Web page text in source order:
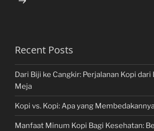
Recent Posts
Dari Biji ke Cangkir: Perjalanan Kopi dari
Meja
Kopi vs. Kopi: Apa yang
Manfaat Minum Kopi Bagi Kesehatan: